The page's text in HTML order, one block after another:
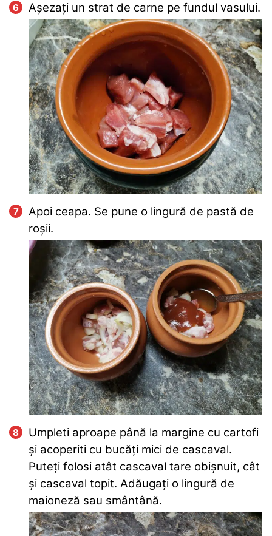
Așezați un strat de carne pe fundul vasului.
Apoi ceapa. Se pune o lingură de pastă de
roșii.
Umpleti aproape până la margine cu cartofi
și acoperiti cu bucăți mici de cascaval.
Puteți folosi atât cascaval tare obișnuit, cât
și cascaval topit. Adăugați o lingură de
maioneză sau smântână.